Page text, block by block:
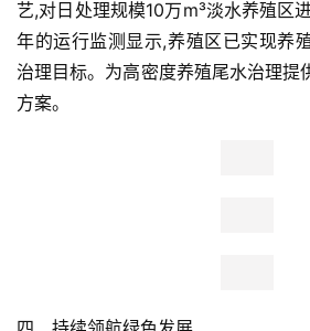
艺,对日处理规模10万m³淡水养殖区
年的运行监测显示,养殖区已实现养
治理目标。为高密度养殖尾水治理提
方案。